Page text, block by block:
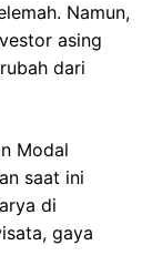
Namun,
asing
dari
Modal
saat ini
di
gaya